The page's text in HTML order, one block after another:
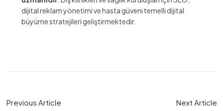
dijital reklam yönetimi ve hasta güveni temelli dijital
büyüme stratejileri geliştirmektedir.
Previous Article Next Article